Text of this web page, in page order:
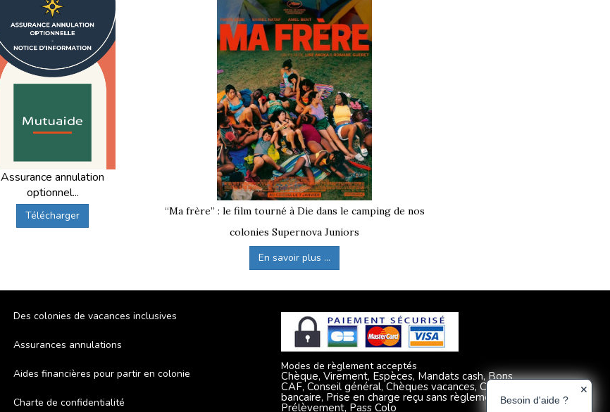
Assurance annulation
optionnel...
Télécharger
“Ma frère” : le film tourné à Die dans le camping de nos
colonies Supernova Juniors
En savoir plus ...
Des colonies de vacances inclusives
Assurances annulations
Aides financières pour partir en colonie
Charte de confidentialité
Modes de règlement acceptés
Chèque, Virement, Espèces, Mandats cash, Bons
CAF, Conseil général, Chèques vacances, Carte
bancaire, Prise en charge reçu sans règlement,
Prélèvement, Pass Colo
Besoin d'aide ?
✕